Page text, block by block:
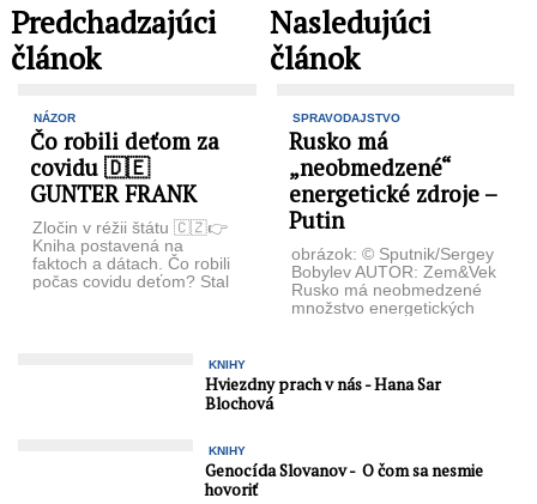
Predchadzajúci
článok
NÁZOR
Čo robili deťom za
covidu 🇩🇪
GUNTER FRANK
Zločin v réžii štátu 🇨🇿👉
Kniha postavená na
faktoch a dátach. Čo robili
počas covidu deťom? Stal
Nasledujúci
článok
SPRAVODAJSTVO
Rusko má
„neobmedzené“
energetické zdroje –
Putin
obrázok: © Sputnik/Sergey
Bobylev AUTOR: Zem&Vek
Rusko má neobmedzené
množstvo energetických
BRICS. ...
KNIHY
Hviezdny prach v nás - Hana Sar
Blochová
KNIHY
Genocída Slovanov - O čom sa nesmie
hovoriť